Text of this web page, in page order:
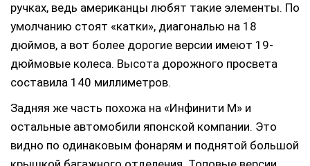
ручках, ведь американцы любят такие элементы. По
умолчанию стоят «катки», диагональю на 18
дюймов, а вот более дорогие версии имеют 19-
дюймовые колеса. Высота дорожного просвета
составила 140 миллиметров.
Задняя же часть похожа на «Инфинити М» и
остальные автомобили японской компании. Это
видно по одинаковым фонарям и поднятой большой